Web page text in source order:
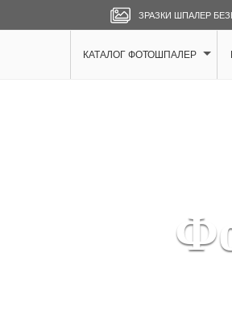
ЗРАЗКИ ШПАЛЕР
КАТАЛОГ ФОТОШПАЛЕР